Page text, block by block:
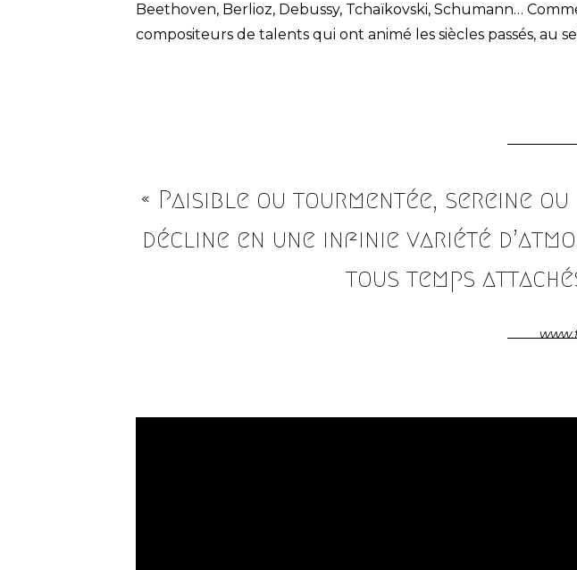
Beethoven, Berlioz, Debussy, Tchaïkovski, Schumann…
compositeurs de talents qui ont animé les siècles passés, au
« Paisible ou tourmentée, sereine
décline en une infinie variété
tous temps